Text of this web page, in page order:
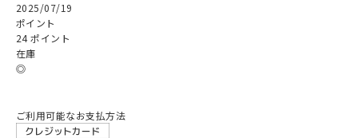
2025/07/19
ポイント
24 ポイント
在庫
◎
ご利用可能なお支払方法